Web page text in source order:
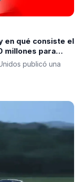
en qué consiste el
millones para
De La Espriella
publicó una